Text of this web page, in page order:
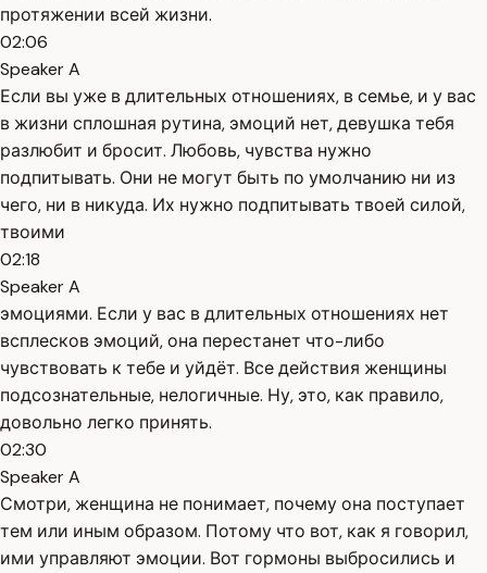
протяжении всей жизни.
02:06
Speaker A
Если вы уже в длительных отношениях, в семье, и у вас
в жизни сплошная рутина, эмоций нет, девушка тебя
разлюбит и бросит. Любовь, чувства нужно
подпитывать. Они не могут быть по умолчанию ни из
чего, ни в никуда. Их нужно подпитывать твоей силой,
твоими
02:18
Speaker A
эмоциями. Если у вас в длительных отношениях нет
всплесков эмоций, она перестанет что-либо
чувствовать к тебе и уйдёт. Все действия женщины
подсознательные, нелогичные. Ну, это, как правило,
довольно легко принять.
02:30
Speaker A
Смотри, женщина не понимает, почему она поступает
тем или иным образом. Потому что вот, как я говорил,
ими управляют эмоции. Вот гормоны выбросились и